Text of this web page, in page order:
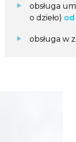
obsługa
o dzieło) od
obsługa w